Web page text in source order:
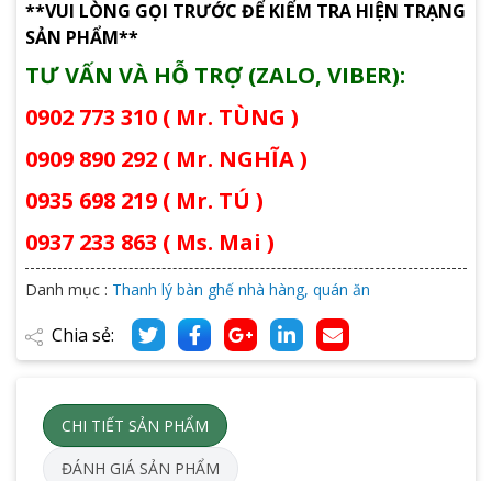
**VUI LÒNG GỌI TRƯỚC ĐỂ KIỂM TRA HIỆN TRẠNG
SẢN PHẨM**
TƯ VẤN VÀ HỖ TRỢ (ZALO, VIBER):
0902 773 310 ( Mr. TÙNG )
0909 890 292 ( Mr. NGHĨA )
0935 698 219 ( Mr. TÚ )
0937 233 863 ( Ms. Mai )
Danh mục : Thanh lý bàn ghế nhà hàng, quán ăn
Chia sẻ:
CHI TIẾT SẢN PHẨM
ĐÁNH GIÁ SẢN PHẨM